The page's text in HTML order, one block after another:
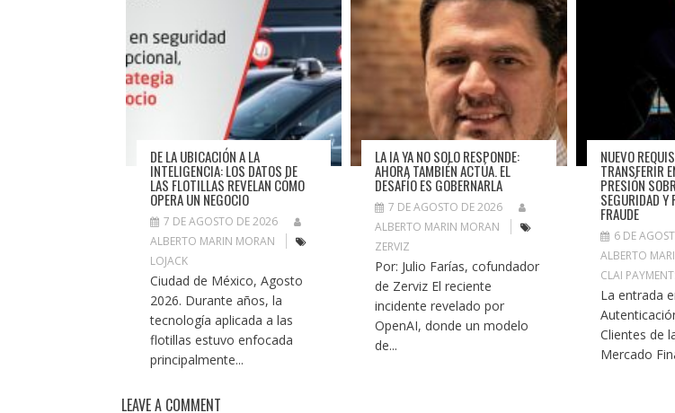
DE LA UBICACIÓN A LA
INTELIGENCIA: LOS DATOS DE
LAS FLOTILLAS REVELAN CÓMO
OPERA UN NEGOCIO
7 DE AGOSTO DE 2026
ALBERTO MARIN MORAN
LOJACK
Ciudad de México, Agosto
2026. Durante años, la
tecnología aplicada a las
flotillas estuvo enfocada
principalmente...
LA IA YA NO SOLO RESPONDE:
AHORA TAMBIÉN ACTÚA. EL
DESAFÍO ES GOBERNARLA
7 DE AGOSTO DE 2026
ALBERTO MARIN MORAN
ZERVIZ
Por: Julio Farías, cofundador
de Zerviz El reciente
incidente revelado por
OpenAI, donde un modelo
de...
NUEVO
TRANSFERIR
PRESIÓN
SEGURIDAD Y
FRAUDE
6 DE
ALBERTO
CLAI
La entrada
Clientes de
Mercado
LEAVE A COMMENT